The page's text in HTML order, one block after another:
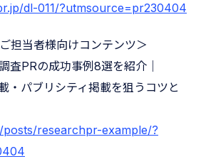
dl-011/?utmsource=pr230404
担当者様向けコンテンツ＞
査PRの成功事例8選を紹介｜
・パブリシティ掲載を狙うコツと
researchpr-example/?